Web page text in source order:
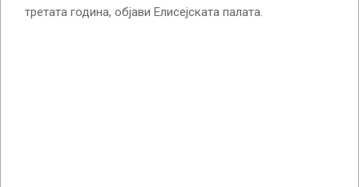
третата година, објави Елисејската палата.